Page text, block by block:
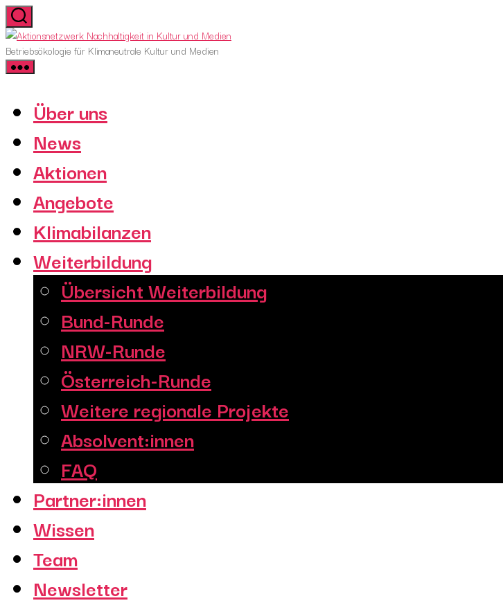
Skip
to
the
content
Betriebsökologie für Klimaneutrale Kultur und Medien
Über uns
News
Aktionen
Angebote
Klimabilanzen
Weiterbildung
Übersicht Weiterbildung
Bund-Runde
NRW-Runde
Österreich-Runde
Weitere regionale Projekte
Absolvent:innen
FAQ
Partner:innen
Wissen
Team
Newsletter